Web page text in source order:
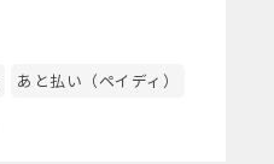
あと払い（ペイディ）